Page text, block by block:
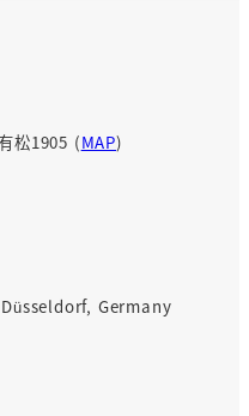
松1905 (MAP)
Germany